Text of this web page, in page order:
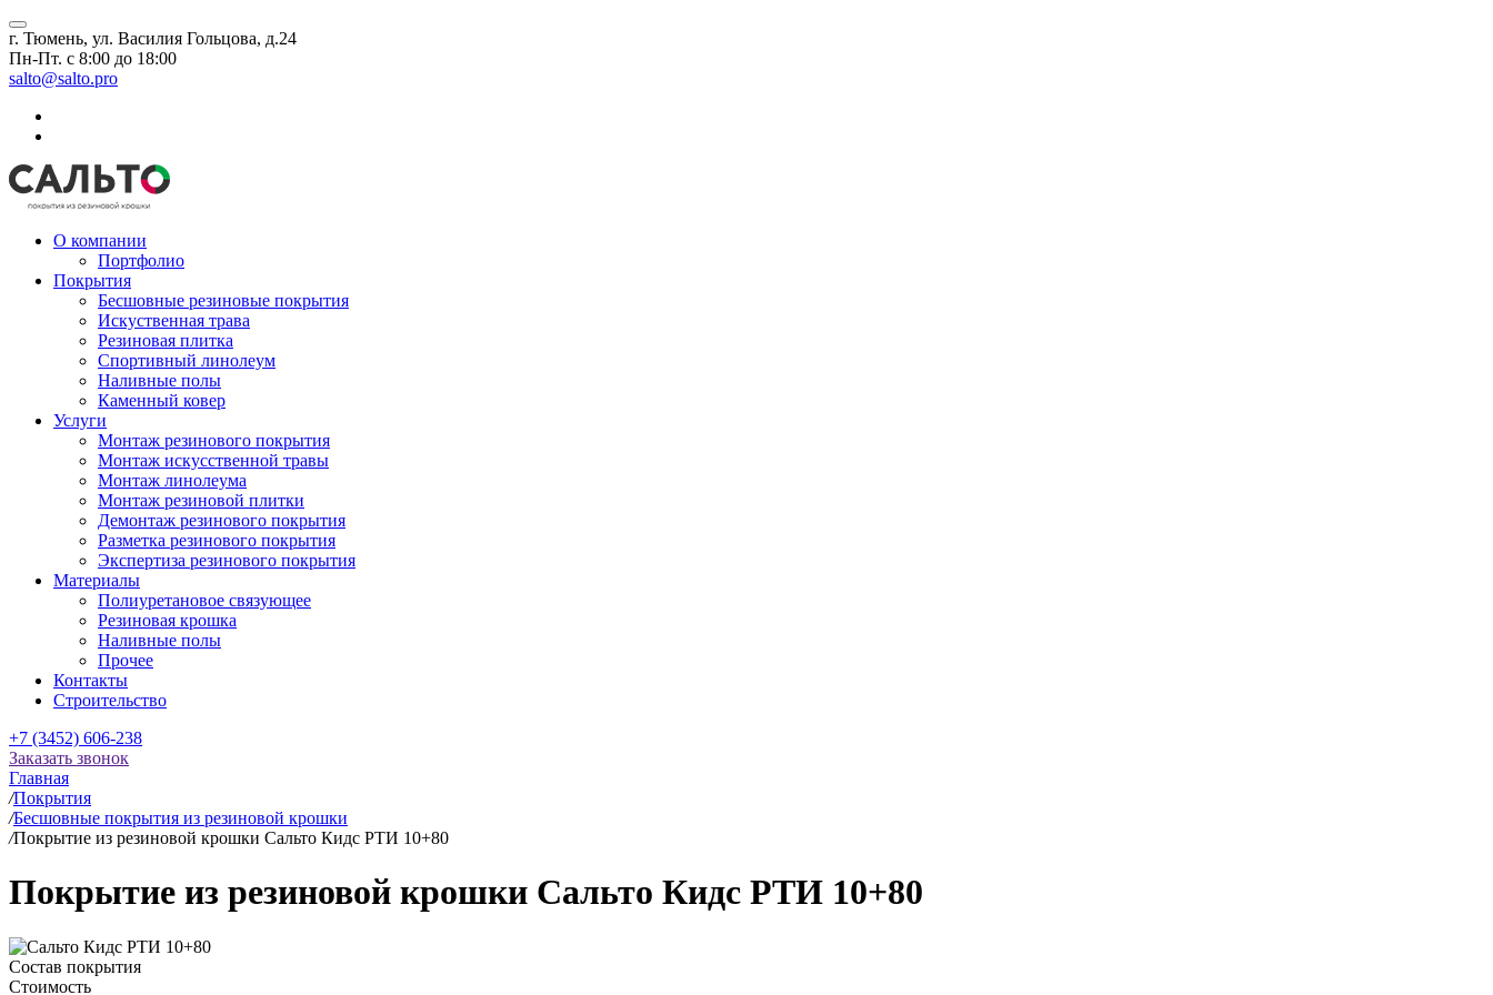
г. Тюмень, ул. Василия Гольцова, д.24
Пн-Пт. с 8:00 до 18:00
salto@salto.pro
О компании
Портфолио
Покрытия
Бесшовные резиновые покрытия
Искуственная трава
Резиновая плитка
Спортивный линолеум
Наливные полы
Каменный ковер
Услуги
Монтаж резинового покрытия
Монтаж искусственной травы
Монтаж линолеума
Монтаж резиновой плитки
Демонтаж резинового покрытия
Разметка резинового покрытия
Экспертиза резинового покрытия
Материалы
Полиуретановое связующее
Резиновая крошка
Наливные полы
Прочее
Контакты
Строительство
+7 (3452) 606-238
Заказать звонок
Главная
/Покрытия
/Бесшовные покрытия из резиновой крошки
/Покрытие из резиновой крошки Сальто Кидс РТИ 10+80
Покрытие из резиновой крошки Сальто Кидс РТИ 10+80
Состав покрытия
Стоимость